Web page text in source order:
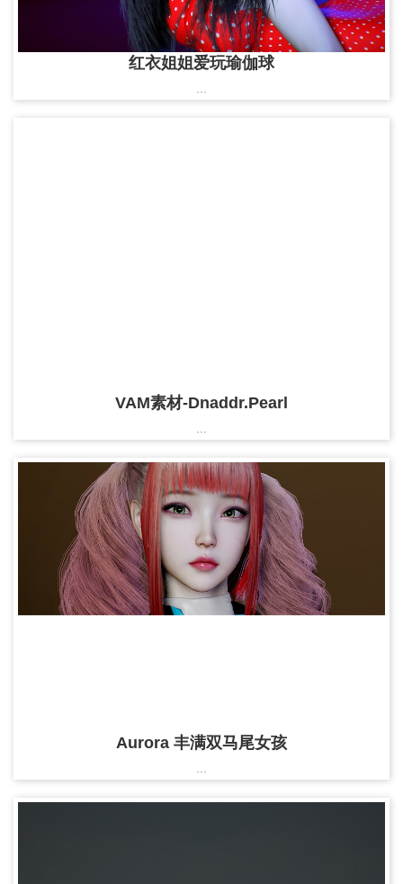
红衣姐姐爱玩瑜伽球
...
VAM素材-Dnaddr.Pearl
...
Aurora 丰满双马尾女孩
...